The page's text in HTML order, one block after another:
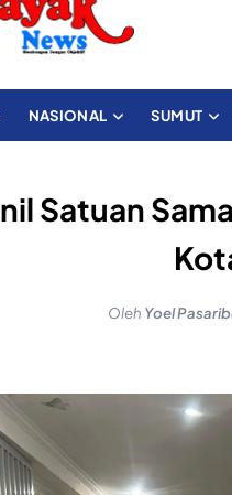
NASIONAL SUMUT
Satuan
Oleh Yoel